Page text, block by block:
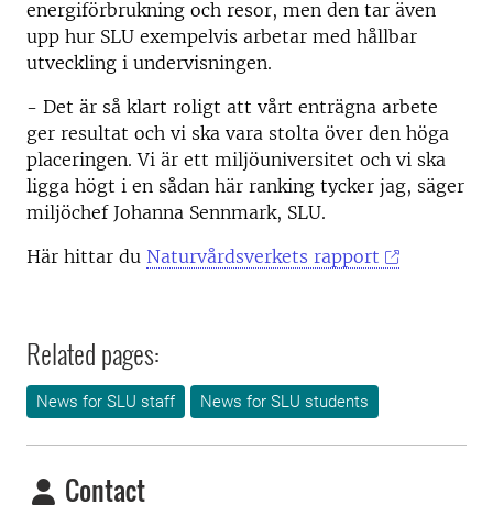
energiförbrukning och resor, men den tar även
upp hur SLU exempelvis arbetar med hållbar
utveckling i undervisningen.
- Det är så klart roligt att vårt enträgna arbete
ger resultat och vi ska vara stolta över den höga
placeringen. Vi är ett miljöuniversitet och vi ska
ligga högt i en sådan här ranking tycker jag, säger
miljöchef Johanna Sennmark, SLU.
Här hittar du Naturvårdsverkets rapport
Related pages:
News for SLU staff News for SLU students
Contact